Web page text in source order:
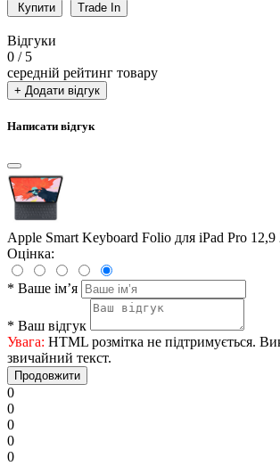
Купити Trade In
Відгуки
0 / 5
середній рейтинг товару
+ Додати відгук
Написати відгук
Apple Smart Keyboard Folio для iPad Pro
Оцінка:
* Ваше ім’я
* Ваш відгук
Увага: HTML розмітка не підтримується.
звичайний текст.
Продовжити
0
0
0
0
0